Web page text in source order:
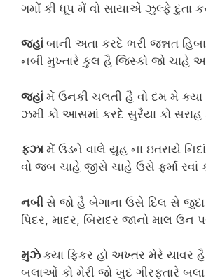
ગમોં કી ધૂપ મેં વો સાયાએં ઝુલ્ફે દુતા
જહાંબાની અતા કરદે ભરી જન્નત
નબી મુખ્તારે કુલ હૈ જિસ્કો જો ચાહે
જહાંમેં ઉનકી ચલતી હૈ વો દમ મે
ઝમીં કો આસમાં કરદે સુરૈયા કો સરાહ
ફઝામેં ઉડને વાલે યુહ ના ઇતરાયે
વો જબ ચાહે જીસે ચાહે ઉસે ફર્મા રવાં
નબી સે જો હૈ બેગાના ઉસે દિલ સે
પિદર, માદર, બિરાદર જાનો માલ ઉન
મુઝેક્યા ફિકર હો અખ્તર મેરે યાવર હૈ
બલાઓં કો મેરી જો ખુદ ગીરફ્તારે